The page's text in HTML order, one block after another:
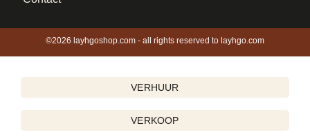
©2026 layhgoshop.com - all rights reserved to layhgo.com
VERHUUR
VERKOOP